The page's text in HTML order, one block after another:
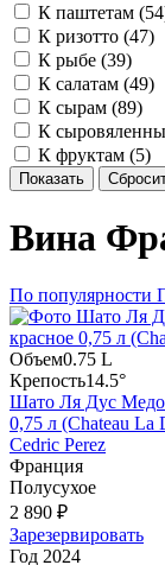
К паштетам (54
К ризотто (47)
К рыбе (39)
К салатам (49)
К сырам (89)
К
К фруктам (5)
Показать
Вина
По популярности
Объем0.75 L
Крепость14.5°
Шато Ля Дус
0,75 л (Chateau
Cedric Perez
Франция
Полусухое
2 890 ₽
Зарезервировать
Год 2024